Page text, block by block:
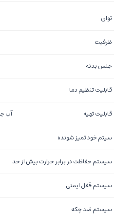
توان
ظرفیت
جنس بدنه
قابلیت تنظیم دما
قابلیت تهیه آب
سیتم خود تمیز شونده
سیستم حفاظت در برابر حرارت بیش از حد
سیستم قفل ایمنی
سیستم ضد چکه